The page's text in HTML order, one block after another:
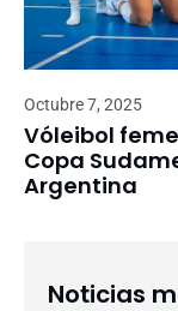
Octubre 7, 2025
Vóleibol
Copa
Argentina
Noticias